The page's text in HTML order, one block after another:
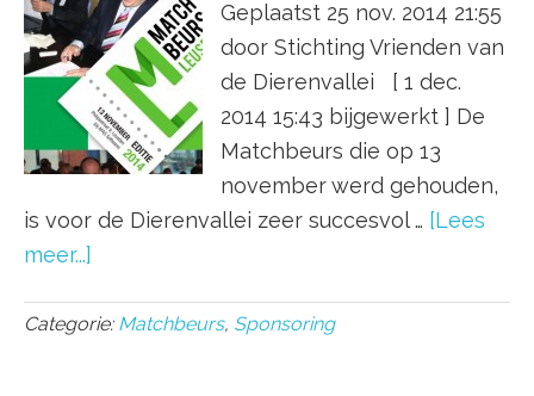
Geplaatst 25 nov. 2014 21:55
door Stichting Vrienden van
de Dierenvallei [ 1 dec.
2014 15:43 bijgewerkt ] De
Matchbeurs die op 13
november werd gehouden,
is voor de Dierenvallei zeer succesvol … [Lees
meer...]
Categorie: Matchbeurs, Sponsoring